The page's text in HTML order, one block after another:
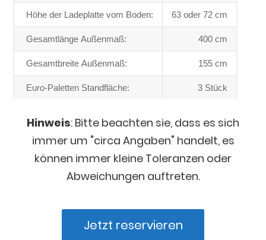
Höhe der Ladeplatte vom Boden: 63 oder 72 cm
Gesamtlänge Außenmaß: 400 cm
Gesamtbreite Außenmaß: 155 cm
Euro-Paletten Standfläche: 3 Stück
Hinweis: Bitte beachten sie, dass es sich
immer um "circa Angaben" handelt, es
können immer kleine Toleranzen oder
Abweichungen auftreten.
Jetzt reservieren